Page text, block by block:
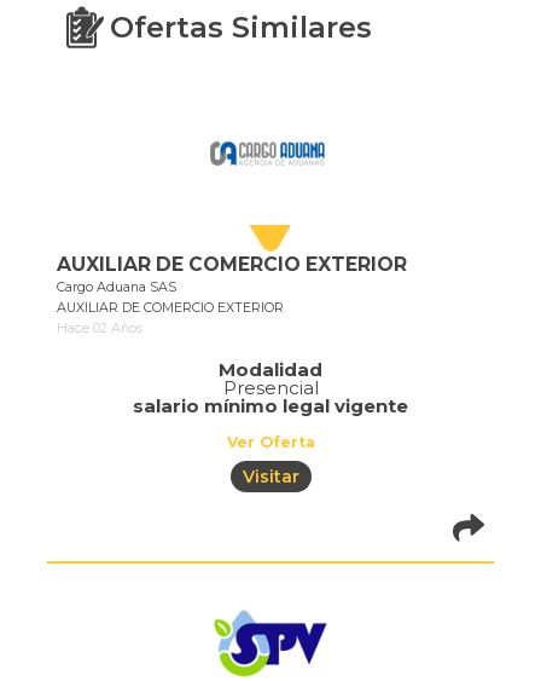
Ofertas Similares
AUXILIAR DE COMERCIO EXTERIOR
Cargo Aduana SAS
AUXILIAR DE COMERCIO EXTERIOR
Hace 02 Años
Modalidad
Presencial
salario mínimo legal vigente
Ver Oferta
Visitar
of=686